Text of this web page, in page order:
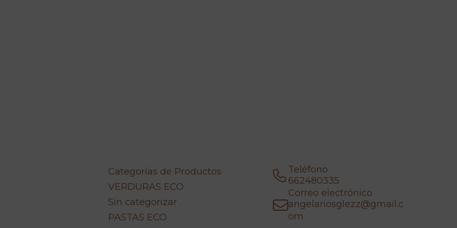
Categorías de Productos
VERDURAS ECO
Sin categorizar
PASTAS ECO
Teléfono
662480335
Correo electrónico
angelariosglezz@gmail.c
om